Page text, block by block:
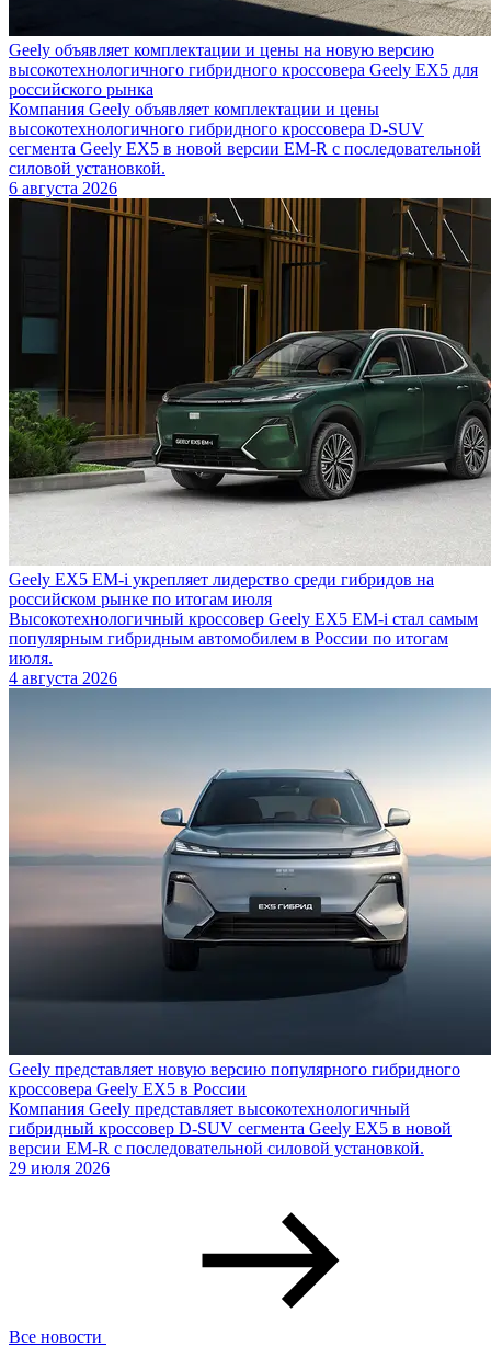
Geely объявляет комплектации и цены на новую версию
высокотехнологичного гибридного кроссовера Geely EX5 для
российского рынка
Компания Geely объявляет комплектации и цены
высокотехнологичного гибридного кроссовера D-SUV
сегмента Geely EX5 в новой версии EM-R с последовательной
силовой установкой.
6 августа 2026
Geely EX5 EM-i укрепляет лидерство среди гибридов на
российском рынке по итогам июля
Высокотехнологичный кроссовер Geely EX5 EM-i стал самым
популярным гибридным автомобилем в России по итогам
июля.
4 августа 2026
Geely представляет новую версию популярного гибридного
кроссовера Geely EX5 в России
Компания Geely представляет высокотехнологичный
гибридный кроссовер D-SUV сегмента Geely EX5 в новой
версии EM-R с последовательной силовой установкой.
29 июля 2026
Все новости